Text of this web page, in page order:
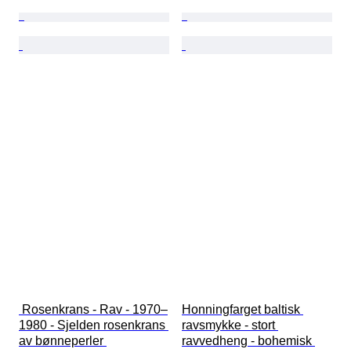
1980 - Sjelden rosenkrans
av bønneperler
Honningfarget baltisk
ravsmykke - stort
ravvedheng - bohemisk